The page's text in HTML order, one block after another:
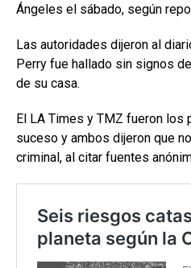
Ángeles el sábado, según
Las autoridades dijeron al
Perry fue hallado sin signos
de su casa.
El LA Times y TMZ fueron los
suceso y ambos dijeron que
criminal, al citar fuentes